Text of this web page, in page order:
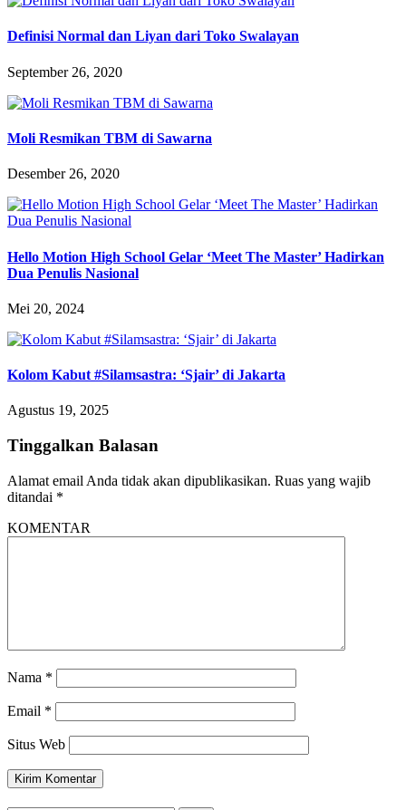
Definisi Normal dan Liyan dari Toko Swalayan
September 26, 2020
Moli Resmikan TBM di Sawarna
Desember 26, 2020
Hello Motion High School Gelar ‘Meet The Master’ Hadirkan
Dua Penulis Nasional
Mei 20, 2024
Kolom Kabut #Silamsastra: ‘Sjair’ di Jakarta
Agustus 19, 2025
Tinggalkan Balasan
Alamat email Anda tidak akan dipublikasikan. Ruas yang wajib
ditandai *
KOMENTAR
Nama *
Email *
Situs Web